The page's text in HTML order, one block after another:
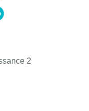
2